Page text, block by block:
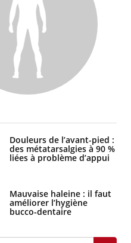
Douleurs de l’avant-pied :
des métatarsalgies à 90 %
liées à problème d’appui
Mauvaise haleine : il faut
améliorer l’hygiène
bucco-dentaire